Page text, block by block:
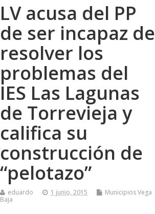
LV acusa del PP
de ser incapaz de
resolver los
problemas del
IES Las Lagunas
de Torrevieja y
califica su
construcción de
“pelotazo”
eduardo 1 junio, 2015
Municipios Vega
Baja